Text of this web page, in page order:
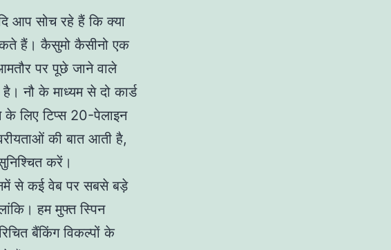
आप सोच रहे हैं कि क्या
हैं। कैसुमो कैसीनो एक
पर पूछे जाने वाले
नौ के माध्यम से दो कार्ड
लिए टिप्स 20-पेलाइन
की बात आती है,
करें।
से कई वेब पर सबसे बड़े
हम मुफ्त स्पिन
बैंकिंग विकल्पों के